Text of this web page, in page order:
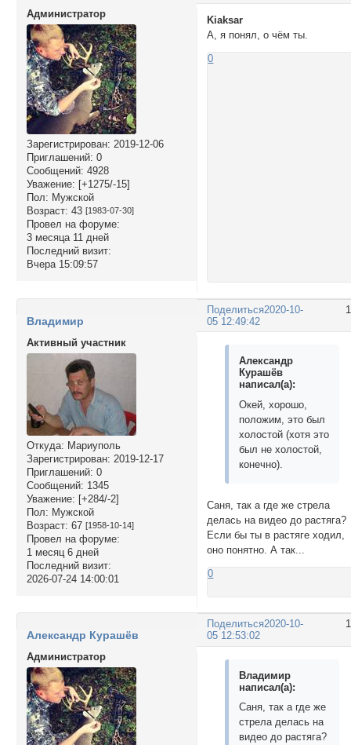
Администратор
Зарегистрирован: 2019-12-06
Приглашений: 0
Сообщений: 4928
Уважение: [+1275/-15]
Пол: Мужской
Возраст: 43 [1983-07-30]
Провел на форуме:
3 месяца 11 дней
Последний визит:
Вчера 15:09:57
Kiaksar
А, я понял, о чём ты.
0
Поделиться2020-10-
05 12:49:42
Владимир
Активный участник
Откуда: Мариуполь
Зарегистрирован: 2019-12-17
Приглашений: 0
Сообщений: 1345
Уважение: [+284/-2]
Пол: Мужской
Возраст: 67 [1958-10-14]
Провел на форуме:
1 месяц 6 дней
Последний визит:
2026-07-24 14:00:01
Александр
Курашёв
написал(а):
Окей, хорошо,
положим, это был
холостой (хотя это
был не холостой,
конечно).
Саня, так а где же стрела
делась на видео до растяга?
Если бы ты в растяге ходил,
оно понятно. А так...
0
Поделиться2020-10-
05 12:53:02
Александр Курашёв
Администратор
Владимир
написал(а):
Саня, так а где же
стрела делась на
видео до растяга?